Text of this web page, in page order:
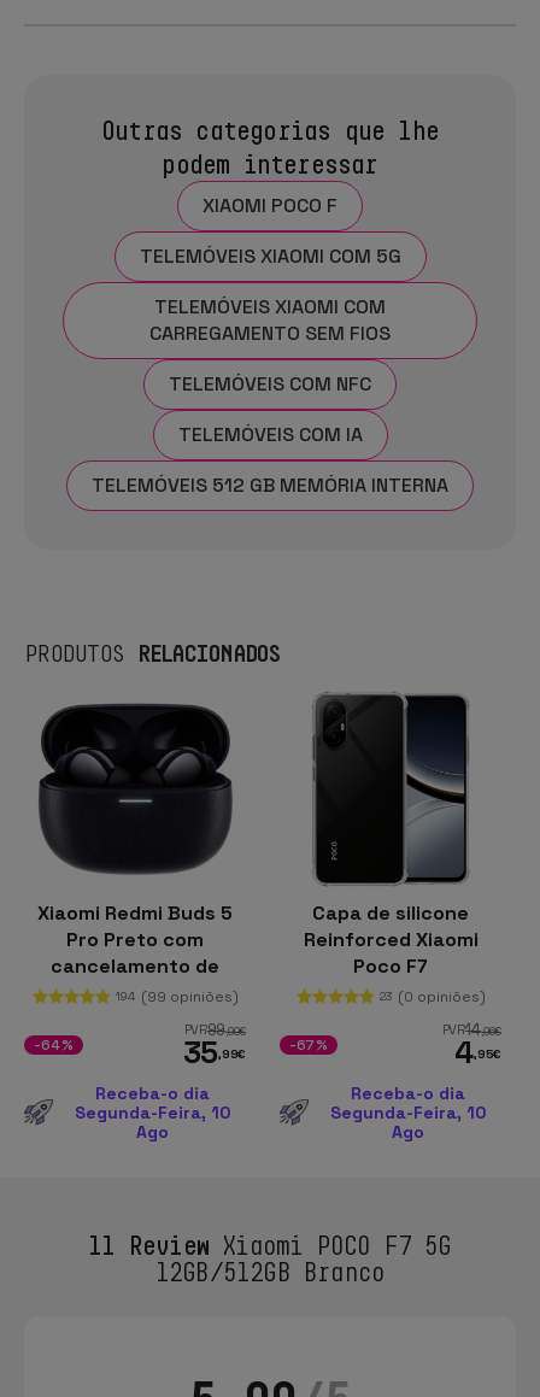
Outras categorias que lhe
podem interessar
XIAOMI POCO F
TELEMÓVEIS XIAOMI COM 5G
TELEMÓVEIS XIAOMI COM
CARREGAMENTO SEM FIOS
TELEMÓVEIS COM NFC
TELEMÓVEIS COM IA
TELEMÓVEIS 512 GB MEMÓRIA INTERNA
PRODUTOS RELACIONADOS
Xiaomi Redmi Buds 5
Pro Preto com
cancelamento de
ruído (ANC)
194 (99 opiniões)
PVR99,99€
35,99€
-64%
Receba-o dia
Segunda-Feira, 10
Ago
Capa de silicone
Reinforced Xiaomi
Poco F7
23 (0 opiniões)
PVR14,96€
4,95€
-67%
Receba-o dia
Segunda-Feira, 10
Ago
11 Review Xiaomi POCO F7 5G
12GB/512GB Branco